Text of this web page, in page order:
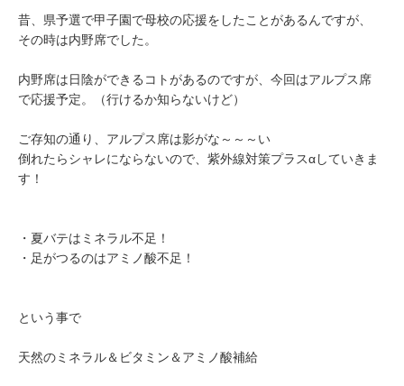
昔、県予選で甲子園で母校の応援をしたことがあるんですが、
その時は内野席でした。
内野席は日陰ができるコトがあるのですが、今回はアルプス席
で応援予定。（行けるか知らないけど）
ご存知の通り、アルプス席は影がな～～～い
倒れたらシャレにならないので、紫外線対策プラスαしていきま
す！
・夏バテはミネラル不足！
・足がつるのはアミノ酸不足！
という事で
天然のミネラル＆ビタミン＆アミノ酸補給